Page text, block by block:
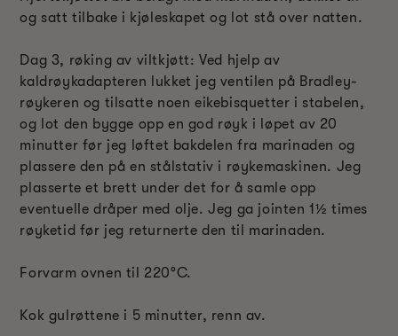
og satt tilbake i kjøleskapet og lot stå over natten.
Dag 3, røking av viltkjøtt: Ved hjelp av
kaldrøykadapteren lukket jeg ventilen på Bradley-
røykeren og tilsatte noen eikebisquetter i stabelen,
og lot den bygge opp en god røyk i løpet av 20
minutter før jeg løftet bakdelen fra marinaden og
plassere den på en stålstativ i røykemaskinen. Jeg
plasserte et brett under det for å samle opp
eventuelle dråper med olje. Jeg ga jointen 1½ times
røyketid før jeg returnerte den til marinaden.
Forvarm ovnen til 220°C.
Kok gulrøttene i 5 minutter, renn av.